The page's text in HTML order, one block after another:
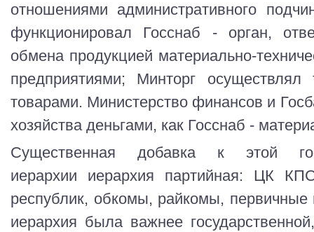
отношениями административного
функционировал Госснаб - орган,
обмена продукцией материально-
предприятиями; Минторг
товарами. Министерство финансов и
хозяйства деньгами, как Госснаб -
Существенная добавка к этой
иерархии иерархия партийная: ЦК
республик, обкомы, райкомы, первичные
иерархия была важнее